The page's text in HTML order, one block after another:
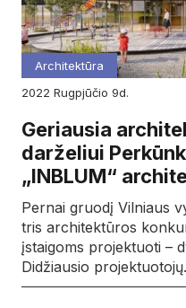
Architektūra
2022
rugpjūčio 9d.
Geriausia
darželiui
„INBLUM“
Pernai gruodį Vilniaus
tris architektūros
įstaigoms projektuoti –
Didžiausio